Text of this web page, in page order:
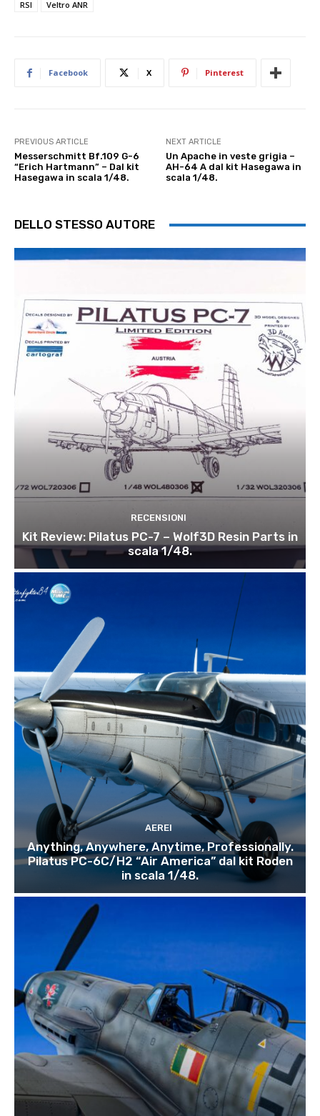
RSI Veltro ANR
Facebook X Pinterest
PREVIOUS ARTICLE
Messerschmitt Bf.109 G-6
“Erich Hartmann” – Dal kit
Hasegawa in scala 1/48.
NEXT ARTICLE
Un Apache in veste grigia –
AH-64 A dal kit Hasegawa in
scala 1/48.
DELLO STESSO AUTORE
RECENSIONI
Kit Review: Pilatus PC-7 – Wolf3D Resin Parts in
scala 1/48.
AEREI
Anything, Anywhere, Anytime, Professionally.
Pilatus PC-6C/H2 “Air America” dal kit Roden
in scala 1/48.